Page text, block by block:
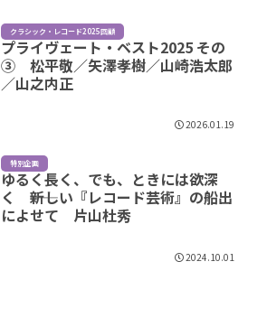
クラシック・レコード2025回顧
プライヴェート・ベスト2025 その
③ 松平敬／矢澤孝樹／山崎浩太郎
／山之内正
2026.01.19
特別企画
ゆるく長く、でも、ときには欲深
く ――新しい『レコード芸術』の船出
によせて 片山杜秀
2024.10.01